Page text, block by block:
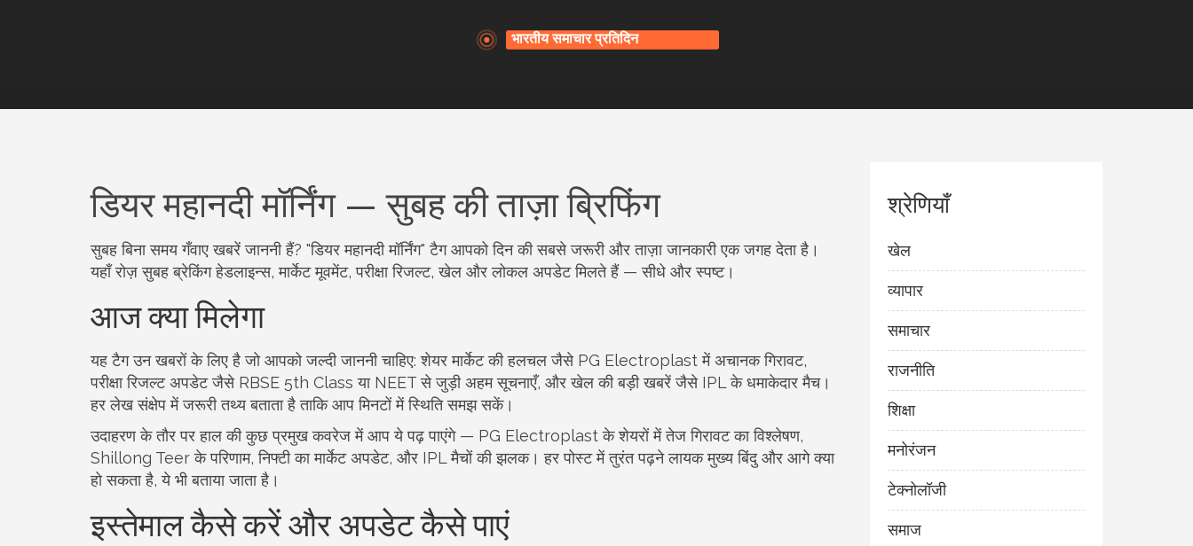
डियर महानदी मॉर्निंग — सुबह की ताज़ा ब्रिफिंग
सुबह बिना समय गँवाए खबरें जाननी हैं? "डियर महानदी मॉर्निंग" टैग आपको दिन की सबसे जरूरी और ताज़ा जानकारी एक जगह देता है।
यहाँ रोज़ सुबह ब्रेकिंग हेडलाइन्स, मार्केट मूवमेंट, परीक्षा रिजल्ट, खेल और लोकल अपडेट मिलते हैं — सीधे और स्पष्ट।
आज क्या मिलेगा
यह टैग उन खबरों के लिए है जो आपको जल्दी जाननी चाहिए: शेयर मार्केट की हलचल जैसे PG Electroplast में अचानक गिरावट,
परीक्षा रिजल्ट अपडेट जैसे RBSE 5th Class या NEET से जुड़ी अहम सूचनाएँ, और खेल की बड़ी खबरें जैसे IPL के धमाकेदार मैच।
हर लेख संक्षेप में जरूरी तथ्य बताता है ताकि आप मिनटों में स्थिति समझ सकें।
उदाहरण के तौर पर हाल की कुछ प्रमुख कवरेज में आप ये पढ़ पाएंगे — PG Electroplast के शेयरों में तेज गिरावट का विश्लेषण,
Shillong Teer के परिणाम, निफ्टी का मार्केट अपडेट, और IPL मैचों की झलक। हर पोस्ट में तुरंत पढ़ने लायक मुख्य बिंदु और आगे क्या
हो सकता है, ये भी बताया जाता है।
इस्तेमाल कैसे करें और अपडेट कैसे पाएं
श्रेणियाँ
खेल
व्यापार
समाचार
राजनीति
शिक्षा
मनोरंजन
टेक्नोलॉजी
समाज